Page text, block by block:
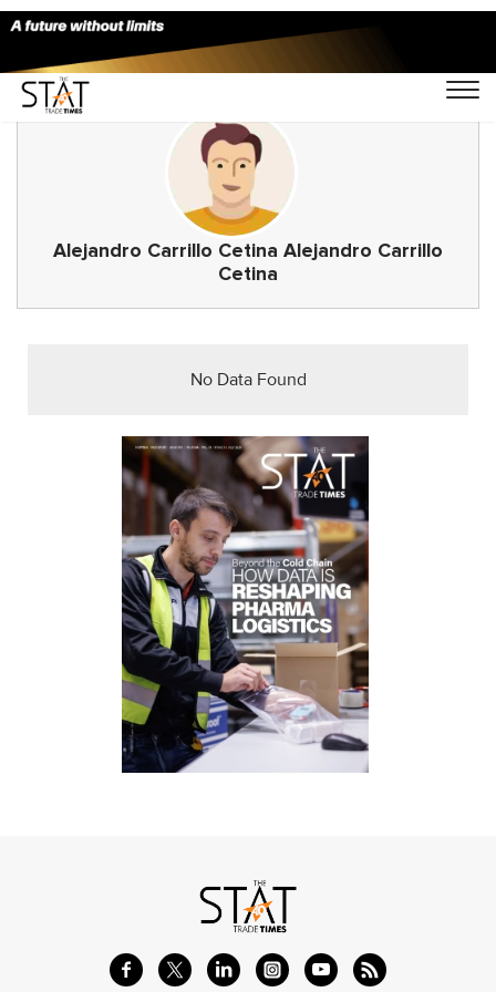
Alejandro Carrillo Cetina Alejandro Carrillo
Cetina
No Data Found